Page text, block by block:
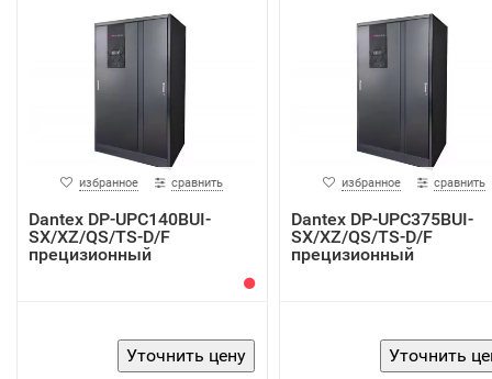
избранное сравнить
Dantex DP-UPC140BUI-
SX/XZ/QS/TS-D/F
прецизионный
избранное сравнить
Dantex DP-UPC375BUI-
SX/XZ/QS/TS-D/F
прецизионный